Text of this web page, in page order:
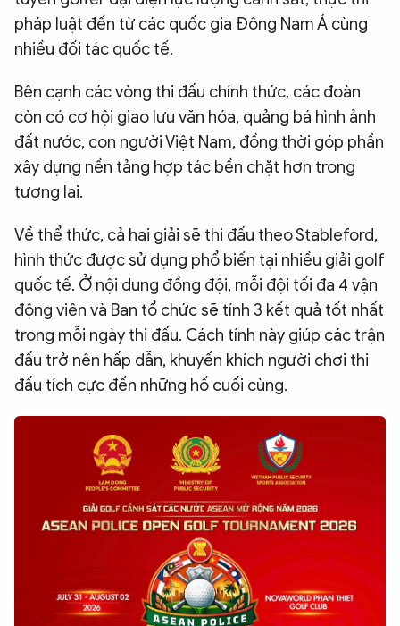
pháp luật đến từ các quốc gia Đông Nam Á cùng
nhiều đối tác quốc tế.
Bên cạnh các vòng thi đấu chính thức, các đoàn
còn có cơ hội giao lưu văn hóa, quảng bá hình ảnh
đất nước, con người Việt Nam, đồng thời góp phần
xây dựng nền tảng hợp tác bền chặt hơn trong
tương lai.
Về thể thức, cả hai giải sẽ thi đấu theo Stableford,
hình thức được sử dụng phổ biến tại nhiều giải golf
quốc tế. Ở nội dung đồng đội, mỗi đội tối đa 4 vận
động viên và Ban tổ chức sẽ tính 3 kết quả tốt nhất
trong mỗi ngày thi đấu. Cách tính này giúp các trận
đấu trở nên hấp dẫn, khuyến khích người chơi thi
đấu tích cực đến những hố cuối cùng.